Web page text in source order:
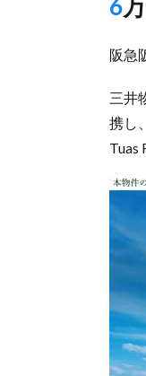
6
阪急
三井
携し
Tuas